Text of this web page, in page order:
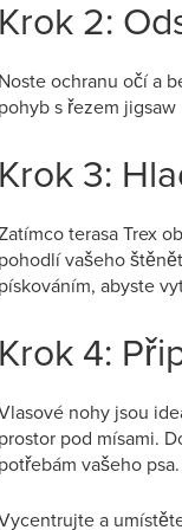
Krok 2:
Noste ochranu očí a
pohyb s řezem
Krok 3:
terasa Trex
pohodlí vašeho
pískováním, abyste
Krok 4:
nohy jsou
prostor pod mísami.
potřebám vašeho psa.
a